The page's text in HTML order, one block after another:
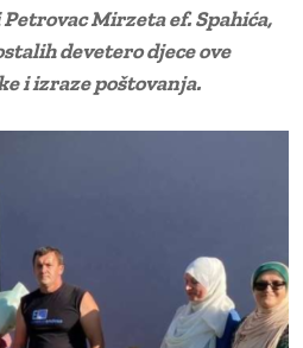
Mirzeta ef. Spahića,
devetero djece ove
i izraze poštovanja.